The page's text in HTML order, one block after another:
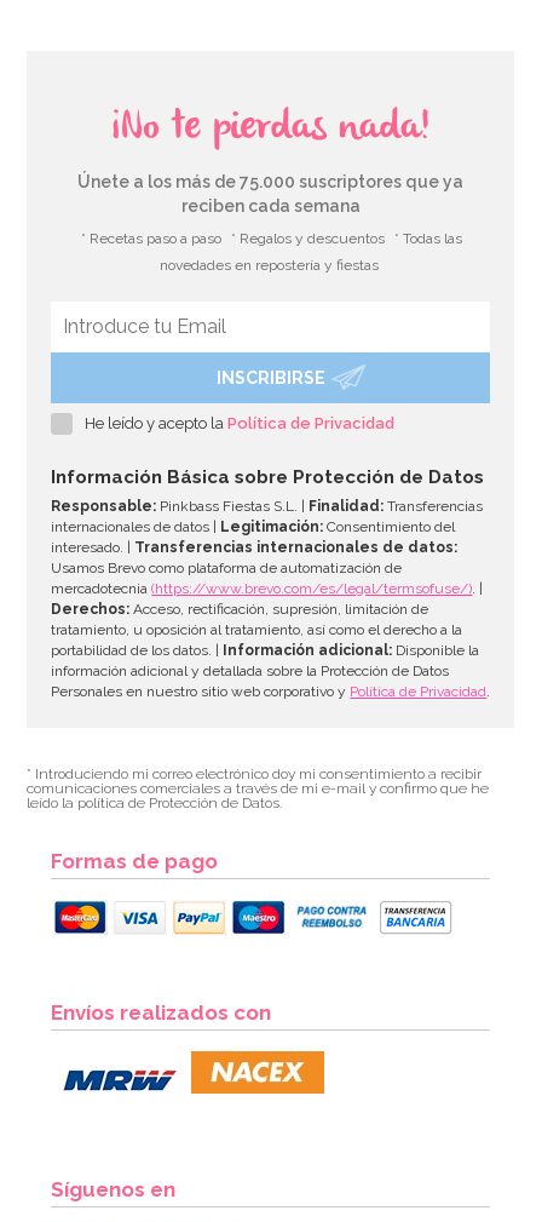
Spray Desmoldante Profesional Dubor 600 ml
AÑADIR
¡No te pierdas nada!
Únete a los más de 75.000 suscriptores que ya
reciben cada semana
* Recetas paso a paso * Regalos y descuentos
* Todas las
novedades en repostería y fiestas
INSCRIBIRSE
He leído y acepto laPolítica de Privacidad
Información Básica sobre Protección de Datos
Responsable: Pinkbass Fiestas S.L. | Finalidad: Transferencias
internacionales de datos |
Legitimación: Consentimiento del
interesado. | Transferencias internacionales de datos:
Usamos Brevo como plataforma de automatización de
mercadotecnia(https://www.brevo.com/es/legal/termsofuse/). |
Derechos: Acceso, rectificación, supresión, limitación de
tratamiento, u oposición al tratamiento, así como el derecho a la
portabilidad de los datos. |
Información adicional: Disponible la
información adicional y detallada sobre la Protección de Datos
Personales en nuestro sitio web corporativo y Política de Privacidad.
* Introduciendo mi correo electrónico doy mi consentimiento a recibir
comunicaciones comerciales a través de mi e-mail y confirmo que he
leído la política de Protección de Datos.
Formas de pago
Envíos realizados con
Síguenos en